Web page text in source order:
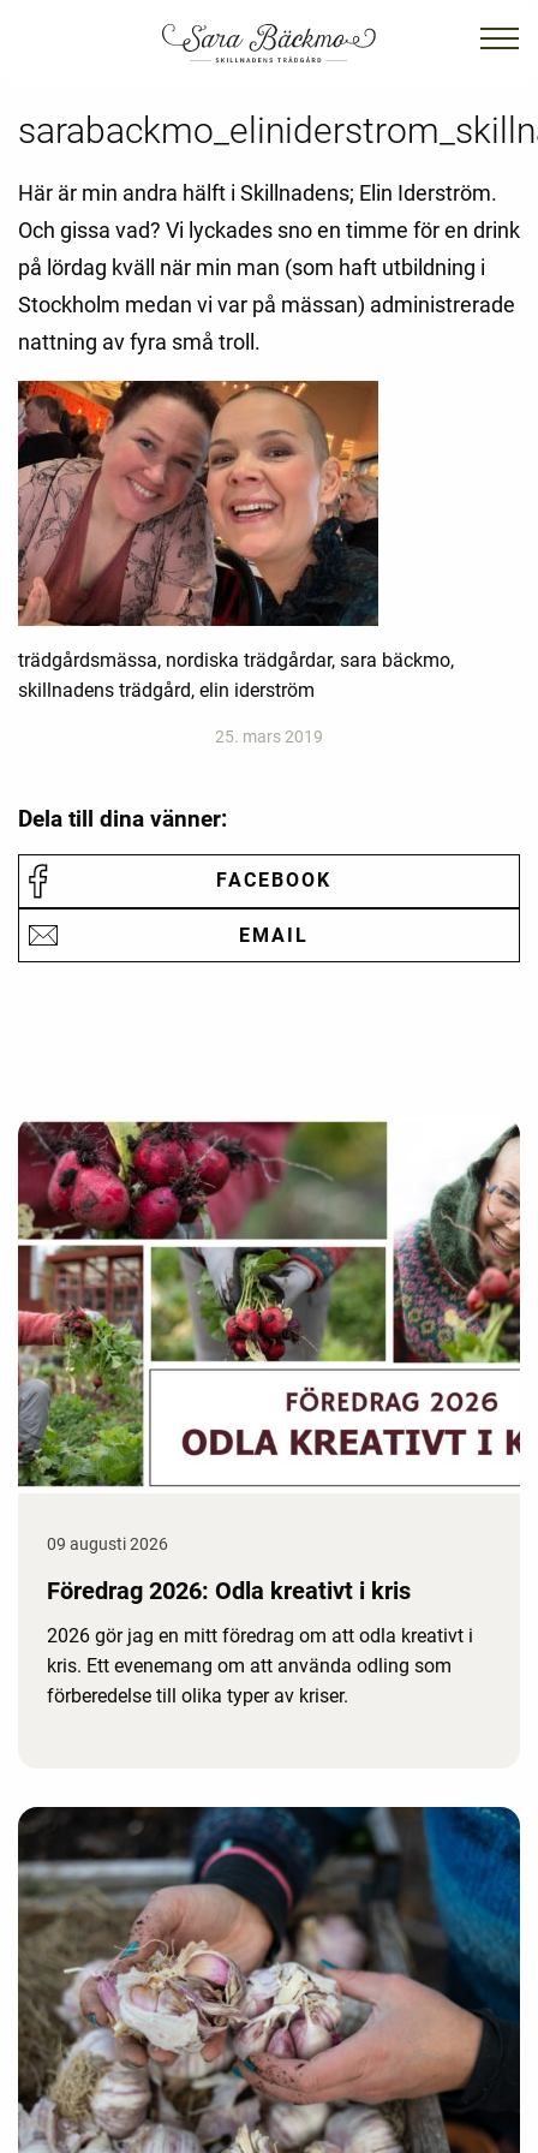
Här är min andra hälft i Skillnadens; Elin Iderström.
Och gissa vad? Vi lyckades sno en timme för en drink
på lördag kväll när min man (som haft utbildning i
Stockholm medan vi var på mässan) administrerade
nattning av fyra små troll.
trädgårdsmässa, nordiska trädgårdar, sara bäckmo,
skillnadens trädgård, elin iderström
25. mars 2019
Dela till dina vänner:
FACEBOOK
EMAIL
09 augusti 2026
Föredrag 2026: Odla kreativt i kris
2026 gör jag en mitt föredrag om att odla kreativt i
kris. Ett evenemang om att använda odling som
förberedelse till olika typer av kriser.